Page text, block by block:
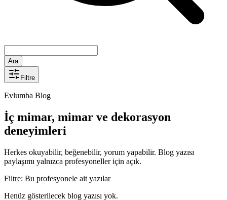
Ara
Filtre
Evlumba Blog
İç mimar, mimar ve dekorasyon
deneyimleri
Herkes okuyabilir, beğenebilir, yorum yapabilir. Blog yazısı
paylaşımı yalnızca profesyoneller için açık.
Filtre: Bu profesyonele ait yazılar
Henüz gösterilecek blog yazısı yok.